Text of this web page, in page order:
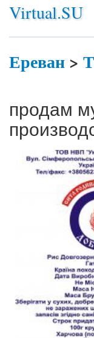
Virtual.SU
Ереван>
продам